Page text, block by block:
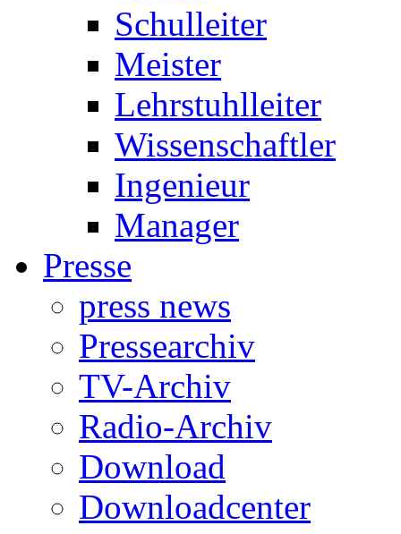
Schulleiter
Meister
Lehrstuhlleiter
Wissenschaftler
Ingenieur
Manager
Presse
press news
Pressearchiv
TV-Archiv
Radio-Archiv
Download
Downloadcenter